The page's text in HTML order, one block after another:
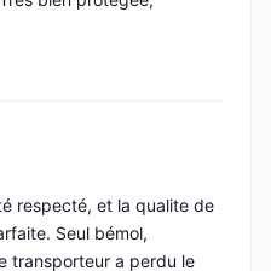
respecté, et la qualite de
Seul bémol,
transporteur a perdu le